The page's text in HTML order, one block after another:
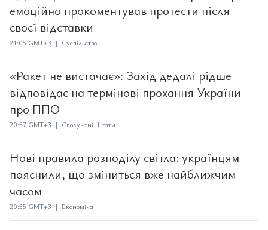
емоційно прокоментував протести після
своєї відставки
21:05 GMT+3 | Суспільство
«Ракет не вистачає»: Захід дедалі рідше
відповідає на термінові прохання України
про ППО
20:57 GMT+3 | Сполучені Штати
Нові правила розподілу світла: українцям
пояснили, що зміниться вже найближчим
часом
20:55 GMT+3 | Економіка